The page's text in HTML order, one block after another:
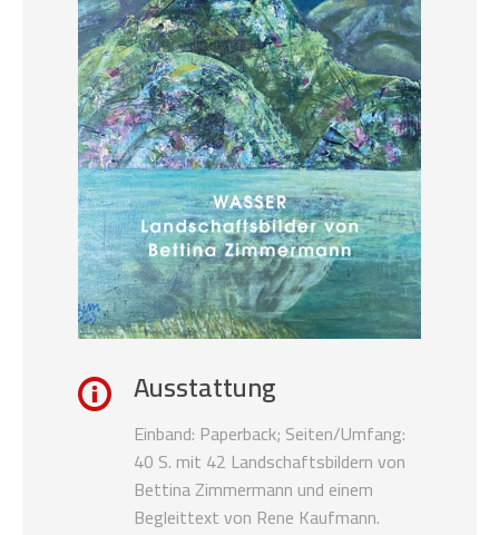
Ausstattung
Einband: Paperback; Seiten/Umfang:
40 S. mit 42 Landschaftsbildern von
Bettina Zimmermann und einem
Begleittext von Rene Kaufmann.